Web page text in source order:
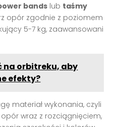
bands lub taśmy
opór zgodnie z poziomem
5-7 kg, zaawansowani
na orbitreku, aby
efekty?
materiał wykonania, czyli
wraz z rozciągnięciem,